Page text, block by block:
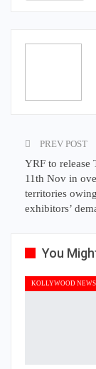
PREV POST
YRF to release
11th Nov in
territories
exhibitors’
You
KOLLYWOOD NEWS